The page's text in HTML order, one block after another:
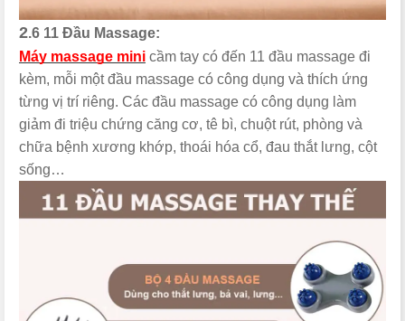
2.6 11 Đầu Massage:
Máy massage mini cầm tay có đến 11 đầu massage đi
kèm, mỗi một đầu massage có công dụng và thích ứng
từng vị trí riêng. Các đầu massage có công dụng làm
giảm đi triệu chứng căng cơ, tê bì, chuột rút, phòng và
chữa bệnh xương khớp, thoái hóa cổ, đau thắt lưng, cột
sống…